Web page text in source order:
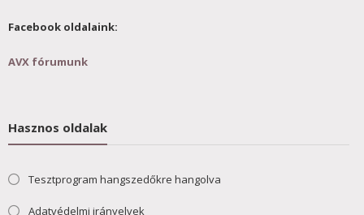
Facebook oldalaink:
AVX fórumunk
Hasznos oldalak
Tesztprogram hangszedőkre hangolva
Adatvédelmi irányelvek